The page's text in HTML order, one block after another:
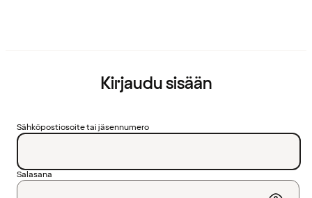
Kirjaudu sisään
Sähköpostiosoite tai jäsennumero
Salasana